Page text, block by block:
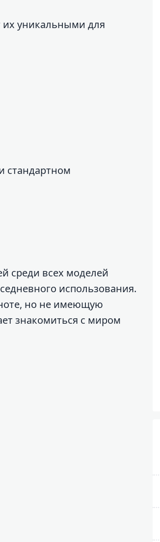
их уникальными для
стандартном
среди всех моделей
использования.
но не имеющую
знакомиться с миром